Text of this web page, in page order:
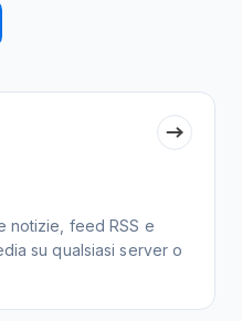
notizie, feed RSS e
su qualsiasi server o